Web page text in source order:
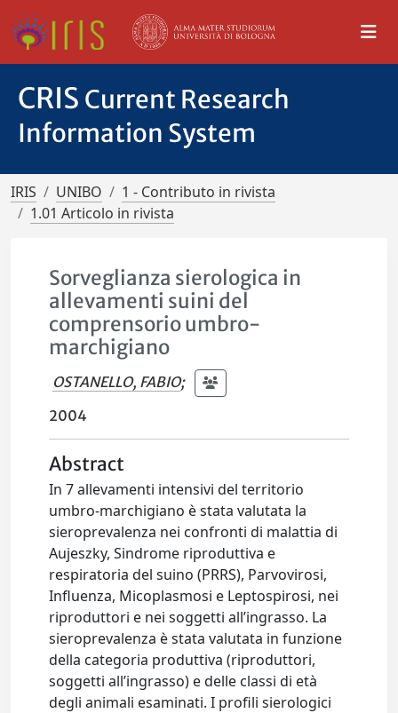
CRIS Current Research
Information System
IRIS UNIBO
1 - Contributo in rivista
1.01 Articolo in rivista
Sorveglianza sierologica in
allevamenti suini del
comprensorio umbro-
marchigiano
OSTANELLO, FABIO;
2004
Abstract
In 7 allevamenti intensivi del territorio
umbro-marchigiano è stata valutata la
sieroprevalenza nei confronti di malattia di
Aujeszky, Sindrome riproduttiva e
respiratoria del suino (PRRS), Parvovirosi,
Influenza, Micoplasmosi e Leptospirosi, nei
riproduttori e nei soggetti all’ingrasso. La
sieroprevalenza è stata valutata in funzione
della categoria produttiva (riproduttori,
soggetti all’ingrasso) e delle classi di età
degli animali esaminati. I profili sierologici